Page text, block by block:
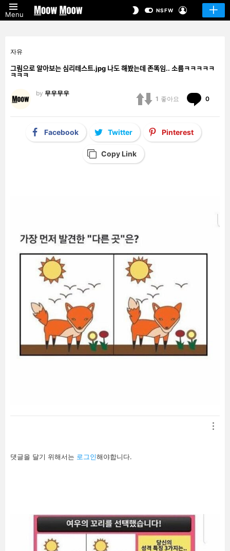
Menu
SWITCHNSFW
자유
그림으로 알아보는 심리테스트.jpg 나도 해봤는데 존똑임.. 소름ㅋㅋㅋㅋㅋ
ㅋㅋㅋ
by 무우무우
1 좋아요 0
Facebook Twitter Pinterest
Copy Link
답
글
댓글을 달기 위해서는 로그인해야합니다.